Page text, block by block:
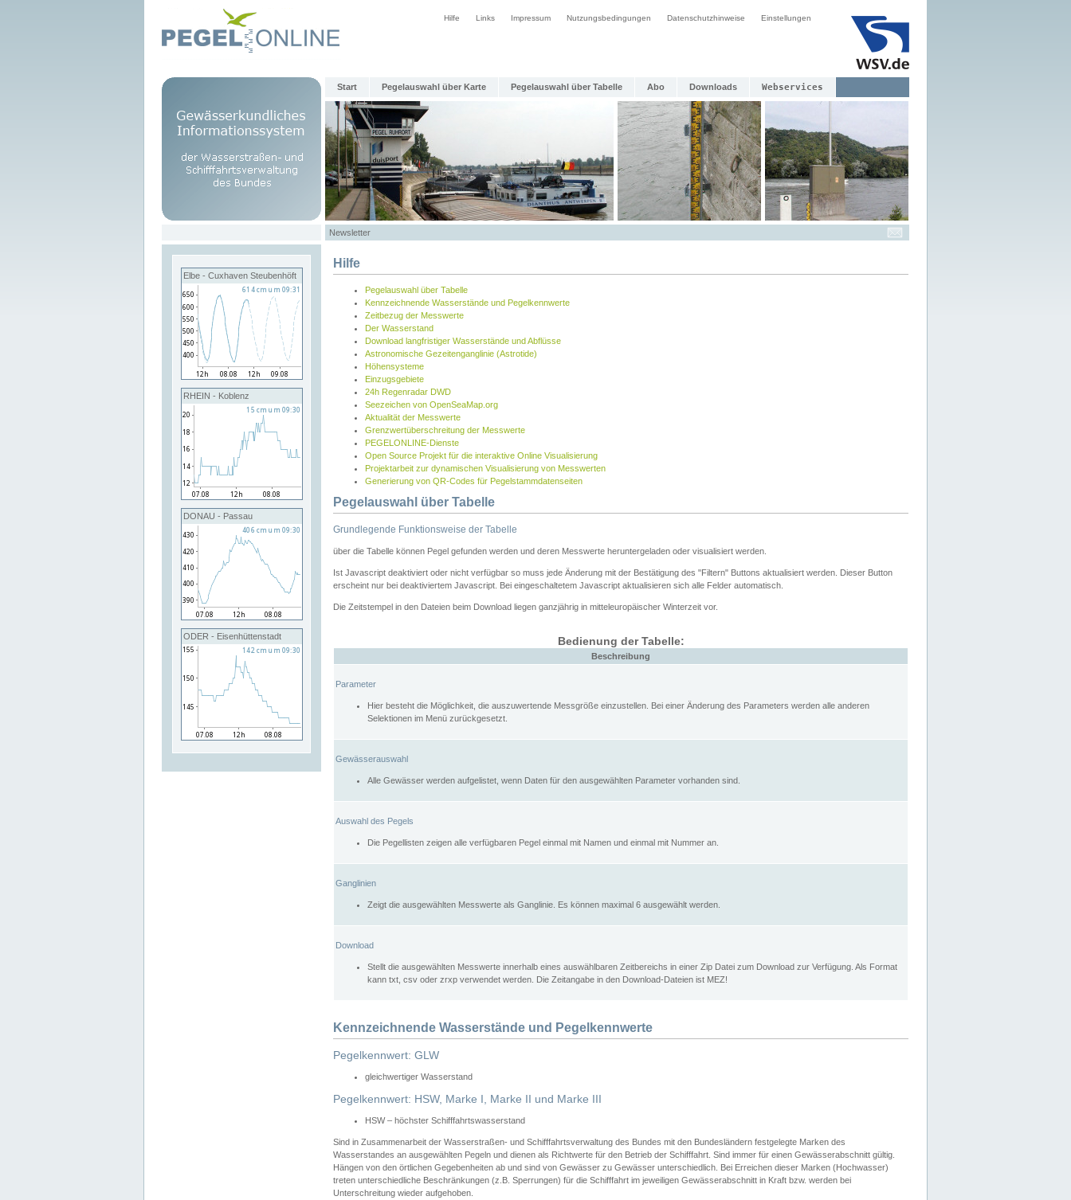
Hilfe Links Impressum Nutzungsbedingungen Datenschutzhinweise Einstellungen
Start Pegelauswahl über Karte Pegelauswahl über Tabelle Abo Downloads Webservices
Newsletter
Elbe - Cuxhaven Steubenhöft
RHEIN - Koblenz
DONAU - Passau
ODER - Eisenhüttenstadt
Hilfe
Pegelauswahl über Tabelle
Kennzeichnende Wasserstände und Pegelkennwerte
Zeitbezug der Messwerte
Der Wasserstand
Download langfristiger Wasserstände und Abflüsse
Astronomische Gezeitenganglinie (Astrotide)
Höhensysteme
Einzugsgebiete
24h Regenradar DWD
Seezeichen von OpenSeaMap.org
Aktualität der Messwerte
Grenzwertüberschreitung der Messwerte
PEGELONLINE-Dienste
Open Source Projekt für die interaktive Online Visualisierung
Projektarbeit zur dynamischen Visualisierung von Messwerten
Generierung von QR-Codes für Pegelstammdatenseiten
Pegelauswahl über Tabelle
Grundlegende Funktionsweise der Tabelle
über die Tabelle können Pegel gefunden werden und deren Messwerte heruntergeladen oder visualisiert werden.
Ist Javascript deaktiviert oder nicht verfügbar so muss jede Änderung mit der Bestätigung des "Filtern" Buttons aktualisiert werden. Dieser Button
erscheint nur bei deaktiviertem Javascript. Bei eingeschaltetem Javascript aktualisieren sich alle Felder automatisch.
Die Zeitstempel in den Dateien beim Download liegen ganzjährig in mitteleuropäischer Winterzeit vor.
Bedienung der Tabelle:
Beschreibung
Parameter
Hier besteht die Möglichkeit, die auszuwertende Messgröße einzustellen. Bei einer Änderung des Parameters werden alle anderen
Selektionen im Menü zurückgesetzt.
Gewässerauswahl
Alle Gewässer werden aufgelistet, wenn Daten für den ausgewählten Parameter vorhanden sind.
Auswahl des Pegels
Die Pegellisten zeigen alle verfügbaren Pegel einmal mit Namen und einmal mit Nummer an.
Ganglinien
Zeigt die ausgewählten Messwerte als Ganglinie. Es können maximal 6 ausgewählt werden.
Download
Stellt die ausgewählten Messwerte innerhalb eines auswählbaren Zeitbereichs in einer Zip Datei zum Download zur Verfügung. Als Format
kann txt, csv oder zrxp verwendet werden. Die Zeitangabe in den Download-Dateien ist MEZ!
Kennzeichnende Wasserstände und Pegelkennwerte
Pegelkennwert: GLW
gleichwertiger Wasserstand
Pegelkennwert: HSW, Marke I, Marke II und Marke III
HSW – höchster Schifffahrtswasserstand
Sind in Zusammenarbeit der Wasserstraßen- und Schifffahrtsverwaltung des Bundes mit den Bundesländern festgelegte Marken des
Wasserstandes an ausgewählten Pegeln und dienen als Richtwerte für den Betrieb der Schifffahrt. Sind immer für einen Gewässerabschnitt gültig.
Hängen von den örtlichen Gegebenheiten ab und sind von Gewässer zu Gewässer unterschiedlich. Bei Erreichen dieser Marken (Hochwasser)
treten unterschiedliche Beschränkungen (z.B. Sperrungen) für die Schifffahrt im jeweiligen Gewässerabschnitt in Kraft bzw. werden bei
Unterschreitung wieder aufgehoben.